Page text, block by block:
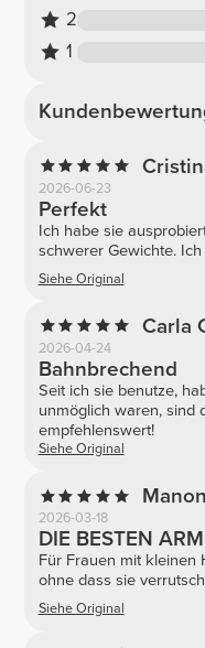
2
1
2026-06-23
Perfekt
Ich habe sie
schwerer Gewichte.
Siehe Original
Carla
2026-04-24
Bahnbrechend
Seit ich sie benutze,
unmöglich waren, sind
empfehlenswert!
Siehe Original
2026-03-18
DIE BESTEN
Für Frauen mit kleinen
ohne dass sie
Siehe Original